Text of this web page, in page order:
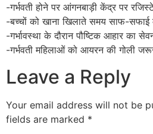
-गर्भवती होने पर आंगनबाड़ी केंद्र पर
-बच्चों को खाना खिलाते समय साफ-सफाई
-गर्भावस्था के दौरान पौष्टिक आहार का
-गर्भवती महिलाओं को आयरन की गोली
Leave a Reply
Your email address will not be
fields are marked *